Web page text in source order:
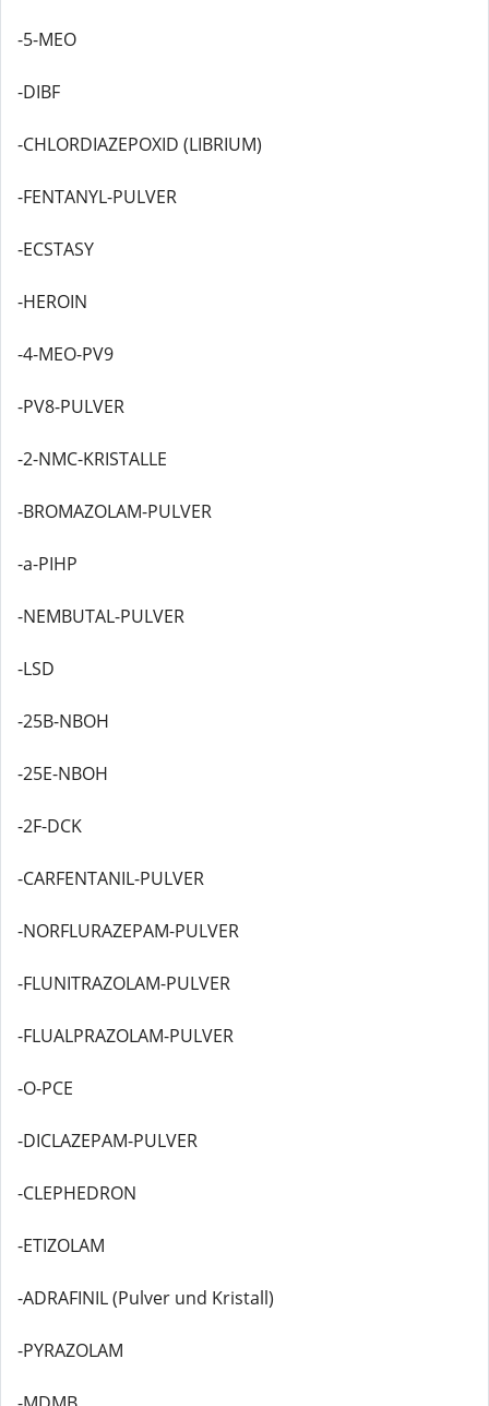
-5-MEO
-DIBF
-CHLORDIAZEPOXID (LIBRIUM)
-FENTANYL-PULVER
-ECSTASY
-HEROIN
-4-MEO-PV9
-PV8-PULVER
-2-NMC-KRISTALLE
-BROMAZOLAM-PULVER
-a-PIHP
-NEMBUTAL-PULVER
-LSD
-25B-NBOH
-25E-NBOH
-2F-DCK
-CARFENTANIL-PULVER
-NORFLURAZEPAM-PULVER
-FLUNITRAZOLAM-PULVER
-FLUALPRAZOLAM-PULVER
-O-PCE
-DICLAZEPAM-PULVER
-CLEPHEDRON
-ETIZOLAM
-ADRAFINIL (Pulver und Kristall)
-PYRAZOLAM